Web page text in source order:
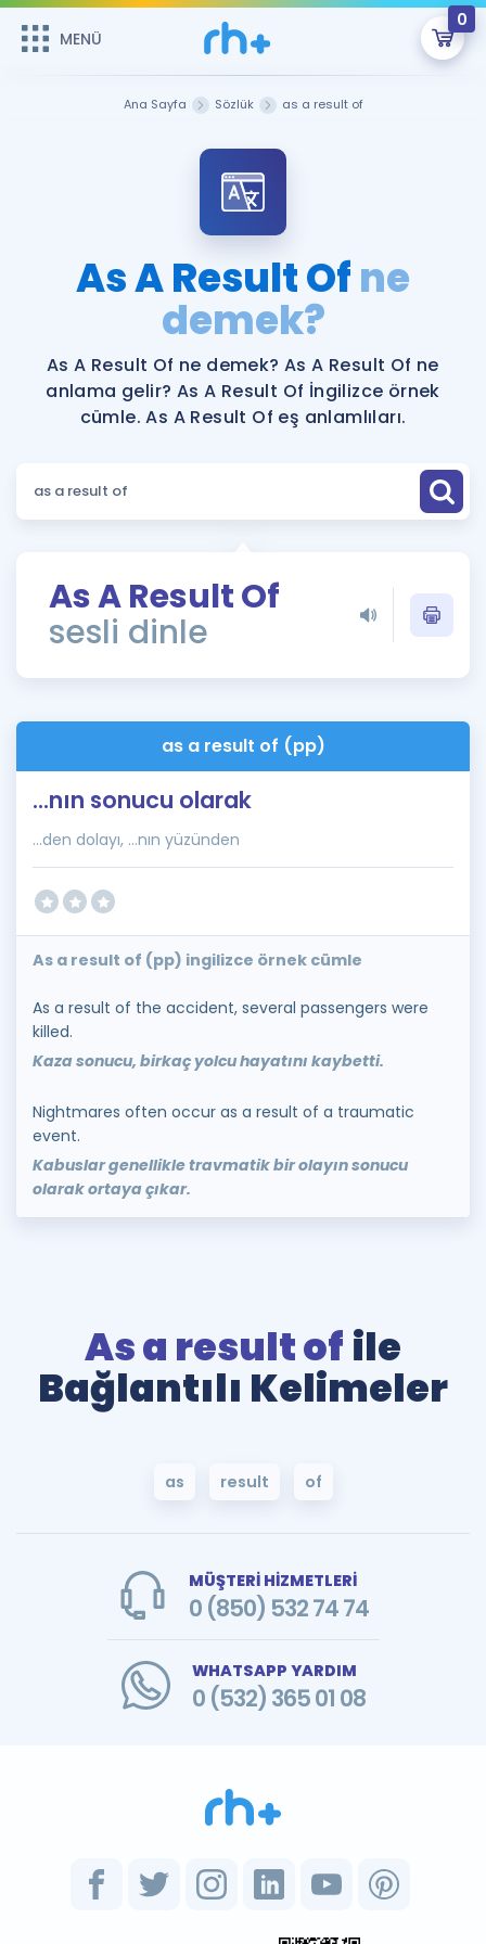
MENÜ
0
Şifremi Hatırlamıyorum
Sepetin Şu An Boş.
Remzi Hoca ile seni sınava hazırlayacak onlarca eğitim seni
bekliyor!
MENÜ
Katılımcı Görüşleri
Faydalı Araçlar
Ücretsiz Kaynaklar
ÖSYM Sınav Takvimi
Kampanyalar
İngilizce Gramer
İngilizce Gramer
Ana Sayfa Sözlük as a result of
As A Result Ofne
demek?
As A Result Of ne demek? As A Result Of ne
anlama gelir? As A Result Of İngilizce örnek
cümle. As A Result Of eş anlamlıları.
As A Result Of
sesli dinle
as a result of (pp)
...nın sonucu olarak
...den dolayı, ...nın yüzünden
As a result of (pp) ingilizce örnek cümle
As a result of the accident, several passengers were
killed.
Kaza sonucu, birkaç yolcu hayatını kaybetti.
Nightmares often occur as a result of a traumatic
event.
Kabuslar genellikle travmatik bir olayın sonucu
olarak ortaya çıkar.
As a result of ile
Bağlantılı Kelimeler
as result of
MÜŞTERİ HİZMETLERİ
0 (850) 532 74 74
WHATSAPP YARDIM
0 (532) 365 01 08